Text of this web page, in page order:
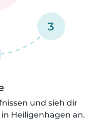
3
und sieh dir
Heiligenhagen an.